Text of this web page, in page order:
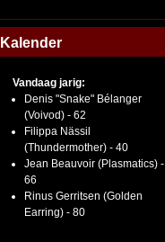
Kalender
Vandaag jarig:
Denis "Snake" Bélanger
(Voivod) - 62
Filippa Nässil
(Thundermother) - 40
Jean Beauvoir (Plasmatics) -
66
Rinus Gerritsen (Golden
Earring) - 80